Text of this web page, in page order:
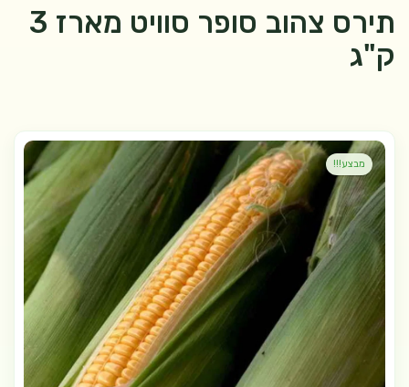
תירס צהוב סופר סוויט מארז 3
ק"ג
מבצע!!!